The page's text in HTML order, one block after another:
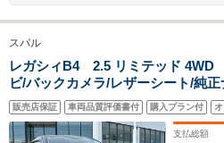
スバル
レガシィB4 2.5 リミテッド 4WD
ビ/バックカメラ/レザーシート/純
グ/CD/DVD/Bluetooth/バックカメ
キ/レーンキープアシスト/レーダー
横滑り防止装置/オートマチック
販売店保証 車両品質評価書付 購入プラン付
支払総額